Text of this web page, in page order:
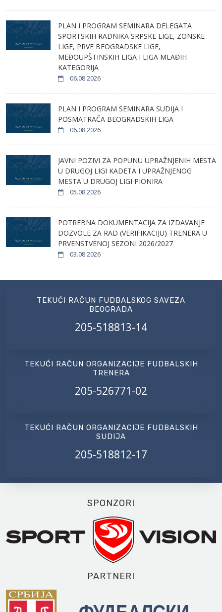
PLAN I PROGRAM SEMINARA DELEGATA
SPORTSKIH RADNIKA SRPSKE LIGE, ZONSKE
LIGE, PRVE BEOGRADSKE LIGE,
MEĐOUPŠTINSKIH LIGA I LIGA MLAĐIH
KATEGORIJA
06.08.2026
PLAN I PROGRAM SEMINARA SUDIJA I
POSMATRAČA BEOGRADSKIH LIGA
06.08.2026
JAVNI POZIVI ZA POPUNU UPRAŽNJENIH MESTA
U DRUGOJ LIGI KADETA I UPRAŽNJENOG
MESTA U DRUGOJ LIGI PIONIRA
05.08.2026
POTREBNA DOKUMENTACIJA ZA IZDAVANJE
DOZVOLE ZA RAD (VERIFIKACIJU) TRENERA U
PRVENSTVENOJ SEZONI 2026/2027
03.08.2026
TEKUĆI RAČUN FUDBALSKOG SAVEZA
BEOGRADA
205-518813-14
TEKUĆI RAČUN ORGANIZACIJE FUDBALSKIH
TRENERA
205-526771-02
TEKUĆI RAČUN ORGANIZACIJE FUDBALSKIH
SUDIJA
205-518812-17
SPONZORI
PARTNERI